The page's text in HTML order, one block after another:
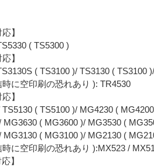
】
( TS5300 )
】
( TS3100 )/ TS3130 ( TS3100
に空印刷の恐れあり ): TR4530
】
( TS5100 )/ MG4230 (
MG3630 ( MG3600 )/ MG3530 (
MG3130 ( MG3100 )/ MG2130 (
に空印刷の恐れあり ):MX523 /
】